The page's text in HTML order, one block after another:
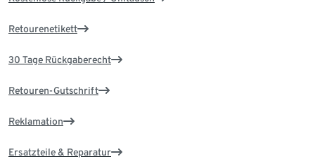
Retourenetikett
30 Tage Rückgaberecht
Retouren-Gutschrift
Reklamation
Ersatzteile & Reparatur